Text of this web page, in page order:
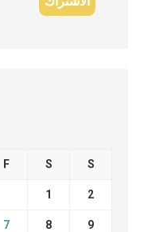
F S S
1 2
7 8 9